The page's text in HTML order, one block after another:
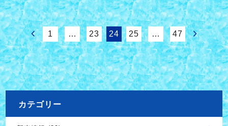
1 … 23 24 25 … 47
カテゴリー